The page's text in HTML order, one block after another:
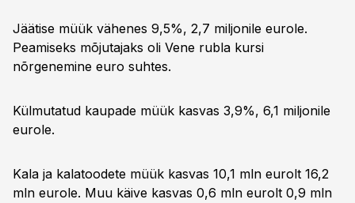
Jäätise müük vähenes 9,5%, 2,7 miljonile eurole.
Peamiseks mõjutajaks oli Vene rubla kursi
nõrgenemine euro suhtes.
Külmutatud kaupade müük kasvas 3,9%, 6,1 miljonile
eurole.
Kala ja kalatoodete müük kasvas 10,1 mln eurolt 16,2
mln eurole. Muu käive kasvas 0,6 mln eurolt 0,9 mln